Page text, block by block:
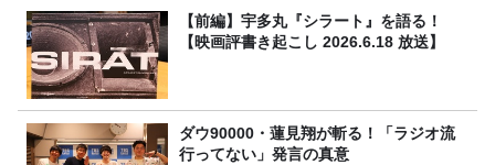
【前編】宇多丸『シラート』を語る！
【映画評書き起こし 2026.6.18 放送】
ダウ90000・蓮見翔が斬る！「ラジオ流
行ってない」発言の真意